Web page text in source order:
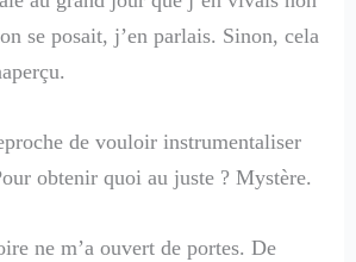
se posait, j’en parlais. Sinon, cela
de vouloir instrumentaliser
obtenir quoi au juste ? Mystère.
ne m’a ouvert de portes. De